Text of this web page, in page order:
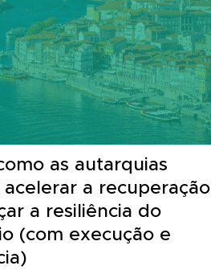
as autarquias
a recuperação
a resiliência do
(com execução e